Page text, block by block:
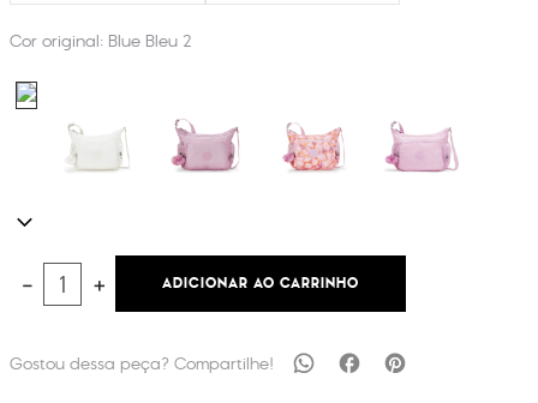
Cor original: Blue Bleu 2
＋
－ ADICIONAR AO CARRINHO